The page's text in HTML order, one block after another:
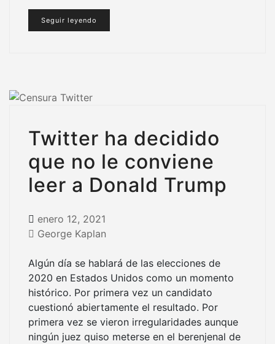
Seguir leyendo
Twitter ha decidido
que no le conviene
leer a Donald Trump
enero 12, 2021
George Kaplan
Algún día se hablará de las elecciones de
2020 en Estados Unidos como un momento
histórico. Por primera vez un candidato
cuestionó abiertamente el resultado. Por
primera vez se vieron irregularidades aunque
ningún juez quiso meterse en el berenjenal de